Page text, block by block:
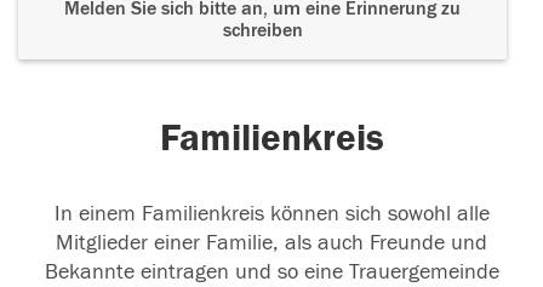
Wir werden Dich immer in unseren Herzen tragen,
Du fehlst uns.
Melden Sie sich bitte an, um eine Erinnerung zu
schreiben
Familienkreis
In einem Familienkreis können sich sowohl alle
Mitglieder einer Familie, als auch Freunde und
Bekannte eintragen und so eine Trauergemeinde